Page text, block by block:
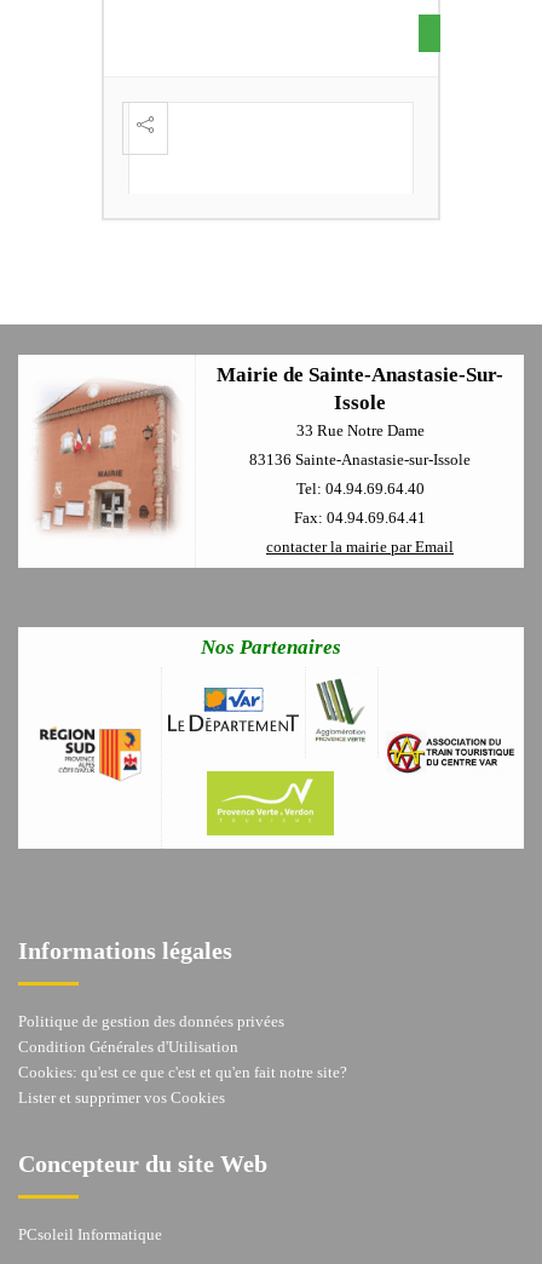
Mairie de Sainte-Anastasie-Sur-
Issole
33 Rue Notre Dame
83136 Sainte-Anastasie-sur-Issole
Tel: 04.94.69.64.40
Fax: 04.94.69.64.41
contacter la mairie par Email
Nos Partenaires
Informations légales
Politique de gestion des données privées
Condition Générales d'Utilisation
Cookies: qu'est ce que c'est et qu'en fait notre site?
Lister et supprimer vos Cookies
Concepteur du site Web
PCsoleil Informatique